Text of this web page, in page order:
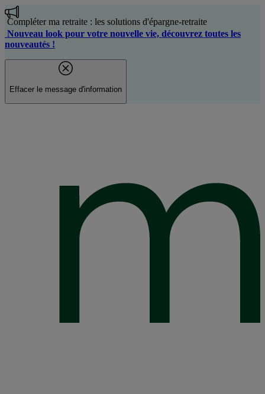
Aller
au
contenu
principal
Nouveau look pour votre nouvelle vie, découvrez toutes les
nouveautés !
Effacer le message d'information
Compléter ma retraite : les solutions d'épargne-retraite